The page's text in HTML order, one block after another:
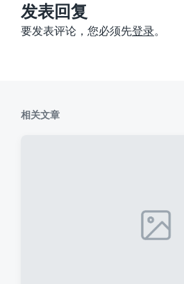
：
发表回复
要发表评论，您必须先登录。
相关文章